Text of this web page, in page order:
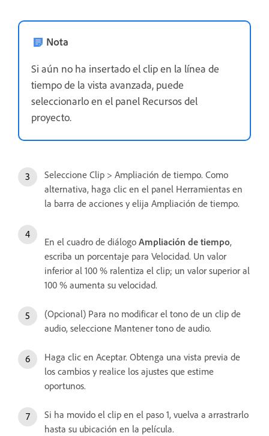
Nota
Si aún no ha insertado el clip en la línea de
tiempo de la vista avanzada, puede
seleccionarlo en el panel Recursos del
proyecto.
Seleccione Clip > Ampliación de tiempo. Como
alternativa, haga clic en el panel Herramientas en
la barra de acciones y elija Ampliación de tiempo.
En el cuadro de diálogo Ampliación de tiempo,
escriba un porcentaje para Velocidad. Un valor
inferior al 100 % ralentiza el clip; un valor superior al
100 % aumenta su velocidad.
(Opcional) Para no modificar el tono de un clip de
audio, seleccione Mantener tono de audio.
Haga clic en Aceptar. Obtenga una vista previa de
los cambios y realice los ajustes que estime
oportunos.
Si ha movido el clip en el paso 1, vuelva a arrastrarlo
hasta su ubicación en la película.